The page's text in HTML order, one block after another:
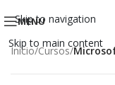
Skip to navigation
Skip to main content
MENU
Início Cursos